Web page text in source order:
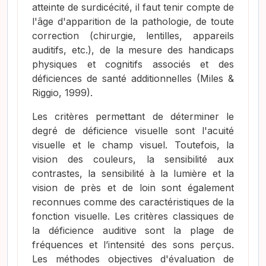
atteinte de surdicécité, il faut tenir compte de
l'âge d'apparition de la pathologie, de toute
correction (chirurgie, lentilles, appareils
auditifs, etc.), de la mesure des handicaps
physiques et cognitifs associés et des
déficiences de santé additionnelles (Miles &
Riggio, 1999).
Les critères permettant de déterminer le
degré de déficience visuelle sont l'acuité
visuelle et le champ visuel. Toutefois, la
vision des couleurs, la sensibilité aux
contrastes, la sensibilité à la lumière et la
vision de près et de loin sont également
reconnues comme des caractéristiques de la
fonction visuelle. Les critères classiques de
la déficience auditive sont la plage de
fréquences et l’intensité des sons perçus.
Les méthodes objectives d'évaluation de